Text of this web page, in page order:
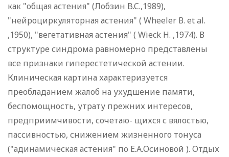
как "общая астения" (Лобзин B.C.,1989),
"нейроциркуляторная астения" ( Wheeler В. et al.
,1950), "вегетативная астения" ( Wieck H. ,1974). В
структуре синдрома равномерно представлены
все признаки гиперестетической астении.
Клиническая картина характеризуется
преобладанием жалоб на ухудшение памяти,
беспомощность, утрату прежних интересов,
предприимчивости, сочетаю- щихся с вялостью,
пассивностью, снижением жизненного тонуса
("адинамическая астения" по Е.А.Осиновой ). Отдых